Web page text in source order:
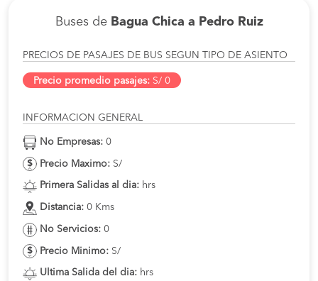
Buses de Bagua Chica a Pedro Ruiz
PRECIOS DE PASAJES DE BUS SEGUN TIPO DE ASIENTO
Precio promedio pasajes: S/ 0
INFORMACION GENERAL
No Empresas: 0
Precio Maximo: S/
Primera Salidas al dia: hrs
Distancia: 0 Kms
No Servicios: 0
Precio Minimo: S/
Ultima Salida del dia: hrs